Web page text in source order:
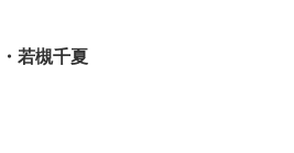
・若槻千夏